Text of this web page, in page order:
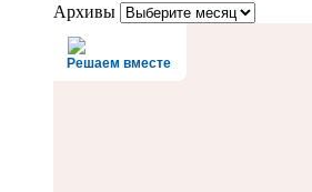
Архивы
Решаем вместе